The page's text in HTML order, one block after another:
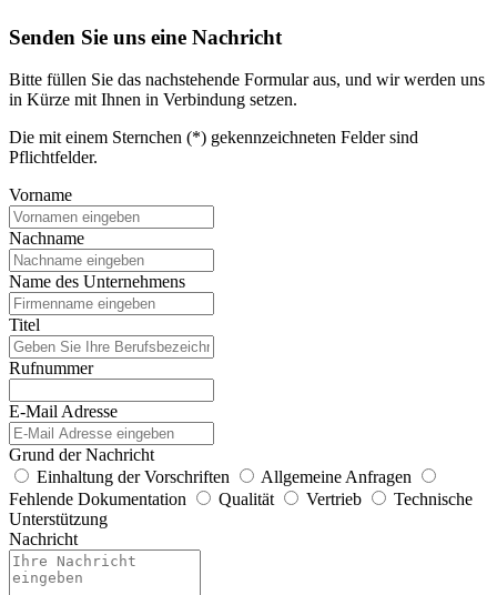
Senden Sie uns eine Nachricht
Bitte füllen Sie das nachstehende Formular aus, und wir werden uns
in Kürze mit Ihnen in Verbindung setzen.
Die mit einem Sternchen (*) gekennzeichneten Felder sind
Pflichtfelder.
Vorname
Nachname
Name des Unternehmens
Titel
Rufnummer
E-Mail Adresse
Grund der Nachricht
Einhaltung der Vorschriften
Allgemeine Anfragen
Fehlende Dokumentation
Qualität Vertrieb
Technische
Unterstützung
Nachricht